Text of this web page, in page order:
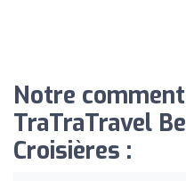
Notre
TraTraTravel
Croisières :